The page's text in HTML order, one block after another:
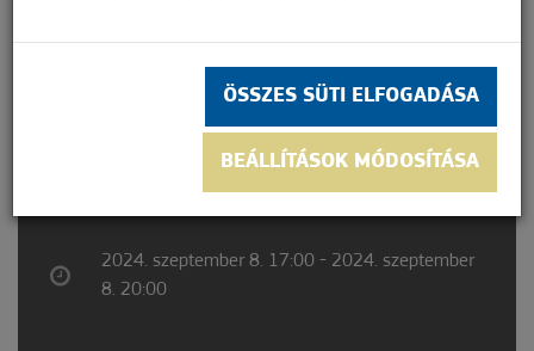
ZENÉS PIKNIK
2024. szeptember 8. 17:00 - 2024. szeptember
8. 20:00
ÖSSZES SÜTI ELFOGADÁSA
BEÁLLÍTÁSOK MÓDOSÍTÁSA